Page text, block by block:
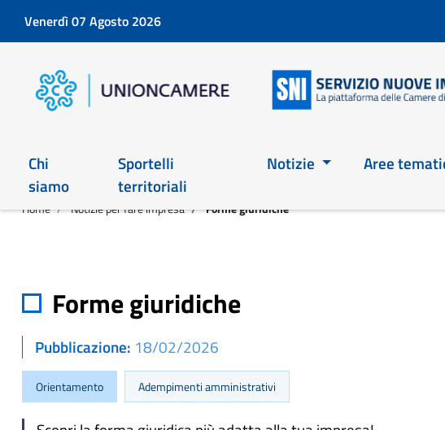
Venerdì 07 Agosto 2026
Chi
siamo
Sportelli
territoriali
Notizie Aree
Home Notizie per fare impresa Forme giuridiche
Forme giuridiche
Pubblicazione 18/02/2026
Orientamento Adempimenti amministrativi